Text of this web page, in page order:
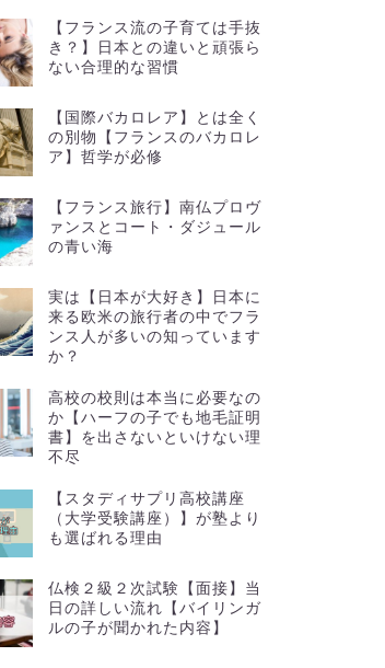
【フランス流の子育ては手抜
き？】日本との違いと頑張ら
ない合理的な習慣
【国際バカロレア】とは全く
の別物【フランスのバカロレ
ア】哲学が必修
【フランス旅行】南仏プロヴ
ァンスとコート・ダジュール
の青い海
実は【日本が大好き】日本に
来る欧米の旅行者の中でフラ
ンス人が多いの知っています
か？
高校の校則は本当に必要なの
か【ハーフの子でも地毛証明
書】を出さないといけない理
不尽
【スタディサプリ高校講座
（大学受験講座）】が塾より
も選ばれる理由
仏検２級２次試験【面接】当
日の詳しい流れ【バイリンガ
ルの子が聞かれた内容】